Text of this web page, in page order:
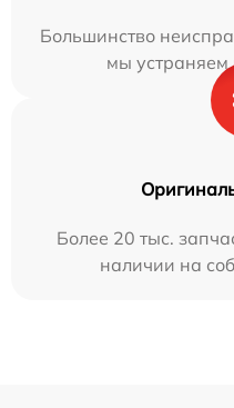
Большинство
мы устраняем
Более 20 тыс.
наличии на